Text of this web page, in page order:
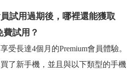
試用過期後，哪裡還能獲取
試用？
受長達4個月的Premium會員體驗。
了新手機，並且與以下類型的手機